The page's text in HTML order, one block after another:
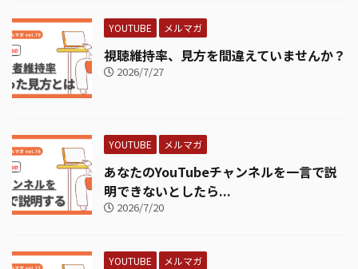
YOUTUBE メルマガ
視聴維持率、見方を間違えていませんか？
2026/7/27
YOUTUBE メルマガ
あなたのYouTubeチャンネルを一言で説
明できないとしたら...
2026/7/20
YOUTUBE メルマガ